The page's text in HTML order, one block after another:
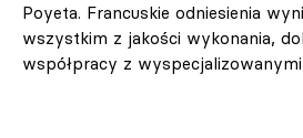
Poyeta. Francuskie odniesienia
wszystkim z jakości wykonania,
współpracy z